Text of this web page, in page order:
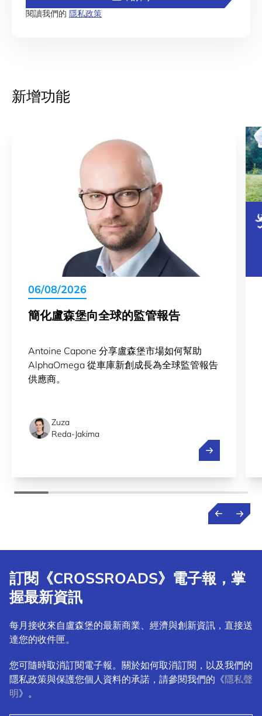
閱讀我們的 隱私政策
新增功能
06/08/2026
簡化盧森堡向全球的監管報告
Antoine Capone 分享盧森堡市場如何幫助
AlphaOmega 從車庫新創成長為全球監管報告
供應商。
Zuza
Reda-Jakima
簡化盧森堡向
訂閱《CROSSROADS》電子報，掌
握最新資訊
每月接收來自盧森堡的最新商業、經濟與創新資訊，直接送
達您的收件匣。
您可隨時取消訂閱電子報。關於如何取消訂閱，以及我們的
隱私政策與保護您個人資料的承諾，請參閱我們的《隱私聲
明》。